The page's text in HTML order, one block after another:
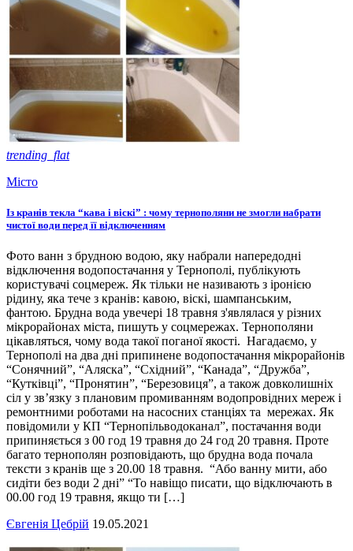
trending_flat
Місто
Із кранів текла “кава і віскі” : чому тернополяни не змогли набрати
чистої води перед її відключенням
Фото ванн з брудною водою, яку набрали напередодні
відключення водопостачання у Тернополі, публікують
користувачі соцмереж. Як тільки не називають з іронією
рідину, яка тече з кранів: кавою, віскі, шампанським,
фантою. Брудна вода увечері 18 травня з'являлася у різних
мікрорайонах міста, пишуть у соцмережах. Тернополяни
цікавляться, чому вода такої поганої якості. Нагадаємо, у
Тернополі на два дні припинене водопостачання мікрорайонів
“Сонячний”, “Аляска”, “Східний”, “Канада”, “Дружба”,
“Кутківці”, “Пронятин”, “Березовиця”, а також довколишніх
сіл у зв’язку з плановим промиванням водопровідних мереж і
ремонтними роботами на насосних станціях та мережах. Як
повідомили у КП “Тернопільводоканал”, постачання води
припиняється з 00 год 19 травня до 24 год 20 травня. Проте
багато тернополян розповідають, що брудна вода почала
тексти з кранів ще з 20.00 18 травня. “Або ванну мити, або
сидіти без води 2 дні” “То навіщо писати, що відключають в
00.00 год 19 травня, якщо ти […]
Євгенія Цебрій 19.05.2021